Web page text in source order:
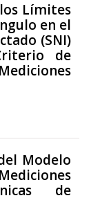
Límites
en el
(SNI)
de
Modelo
de